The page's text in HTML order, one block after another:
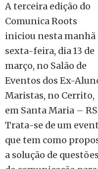
A terceira edição do
Comunica Roots
iniciou nesta manhã
sexta-feira, dia 13 de
março, no Salão de
Eventos dos Ex-
Maristas, no Cerrito,
em Santa Maria –
Trata-se de um
que tem como
a solução de